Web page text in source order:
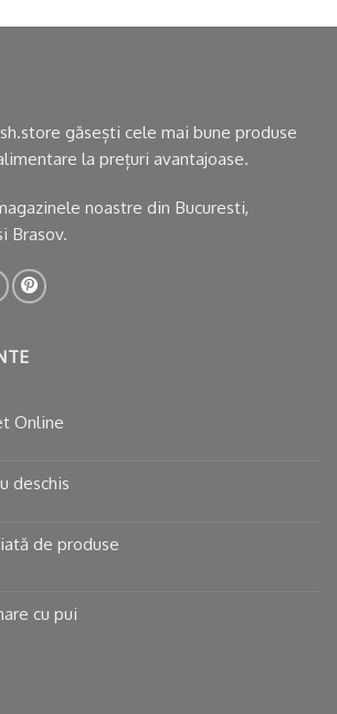
găsești cele mai bune produse
la prețuri avantajoase.
noastre din Bucuresti,
Brasov.
Online
deschis
de produse
cu pui